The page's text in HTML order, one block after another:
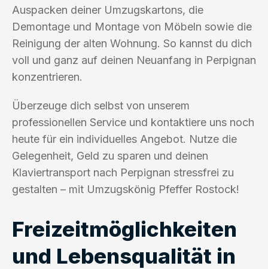
Auspacken deiner Umzugskartons, die
Demontage und Montage von Möbeln sowie die
Reinigung der alten Wohnung. So kannst du dich
voll und ganz auf deinen Neuanfang in Perpignan
konzentrieren.
Überzeuge dich selbst von unserem
professionellen Service und kontaktiere uns noch
heute für ein individuelles Angebot. Nutze die
Gelegenheit, Geld zu sparen und deinen
Klaviertransport nach Perpignan stressfrei zu
gestalten – mit Umzugskönig Pfeffer Rostock!
Freizeitmöglichkeiten
und Lebensqualität in